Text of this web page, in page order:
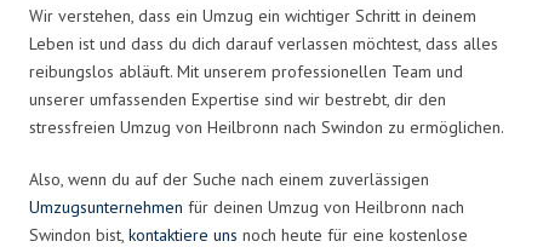
Wir verstehen, dass ein Umzug ein wichtiger Schritt in deinem
Leben ist und dass du dich darauf verlassen möchtest, dass alles
reibungslos abläuft. Mit unserem professionellen Team und
unserer umfassenden Expertise sind wir bestrebt, dir den
stressfreien Umzug von Heilbronn nach Swindon zu ermöglichen.
Also, wenn du auf der Suche nach einem zuverlässigen
Umzugsunternehmen für deinen Umzug von Heilbronn nach
Swindon bist, kontaktiere uns noch heute für eine kostenlose